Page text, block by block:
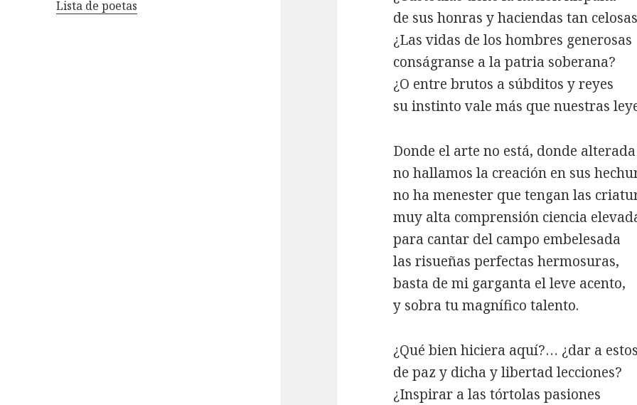
Lista de poetas
de sus honras y haciendas tan
¿Las vidas de los hombres generosas
conságranse a la patria soberana?
¿O entre brutos a súbditos y reyes
su instinto vale más que nuestras
Donde el arte no está, donde alterada
no hallamos la creación en sus
no ha menester que tengan las
muy alta comprensión ciencia
para cantar del campo embelesada
las risueñas perfectas hermosuras,
basta de mi garganta el leve acento,
y sobra tu magnífico talento.
¿Qué bien hiciera aquí?… ¿dar a
de paz y dicha y libertad lecciones?
¿Inspirar a las tórtolas pasiones